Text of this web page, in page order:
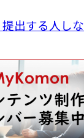
出する人し